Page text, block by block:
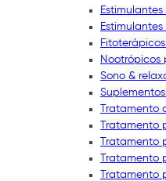
Nootrópicos
Sono &
Tratamento
Tratamento
Tratamento
Tratamento
Tratamento